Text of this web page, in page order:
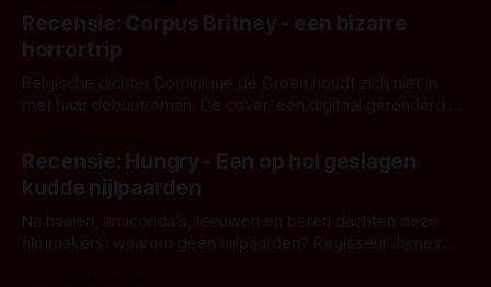
'Skeletons', een nieuwe creature feature waarvoor de
opnames zijn gestart in Australië.
Recensie: Corpus Britney - een bizarre
horrortrip
Belgische dichter Dominique de Groen houdt zich niet in
met haar debuutroman. De cover, een digitaal gerenderd en
achtergrond, belooft iets kleurrijks maar onheilspellends,
iets ongrijpbaars. En dat maakt De Groen met ieder woord
waar.
Recensie: Hungry - Een op hol geslagen
kudde nijlpaarden
Na haaien, anaconda's, leeuwen en beren dachten deze
filmmakers: waarom geen nijlpaarden? Regisseur James